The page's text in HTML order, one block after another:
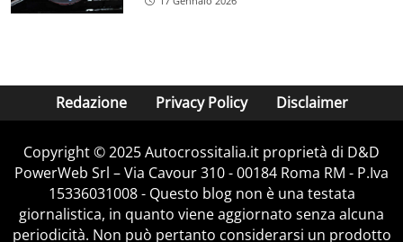
Redazione Privacy Policy Disclaimer
Copyright © 2025 Autocrossitalia.it proprietà di D&D
PowerWeb Srl – Via Cavour 310 - 00184 Roma RM - P.Iva
15336031008 - Questo blog non è una testata
giornalistica, in quanto viene aggiornato senza alcuna
periodicità. Non può pertanto considerarsi un prodotto